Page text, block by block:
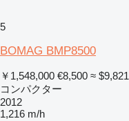
5
BOMAG BMP8500
￥1,548,000 €8,500 ≈ $9,821
コンパクター
2012
1,216 m/h